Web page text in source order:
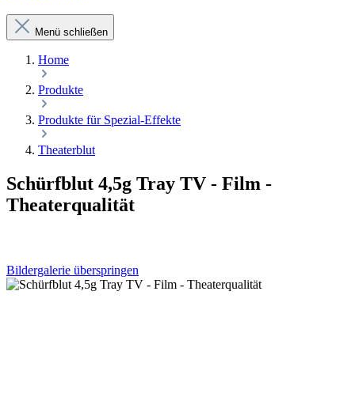
Menü schließen
Home
Produkte
Produkte für Spezial-Effekte
Theaterblut
Schürfblut 4,5g Tray TV - Film -
Theaterqualität
Bildergalerie überspringen